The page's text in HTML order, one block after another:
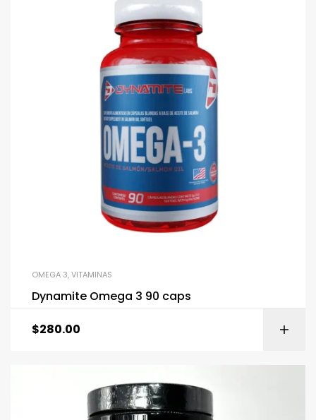
OMEGA 3,VITAMINAS
Dynamite Omega 3 90 caps
$280.00